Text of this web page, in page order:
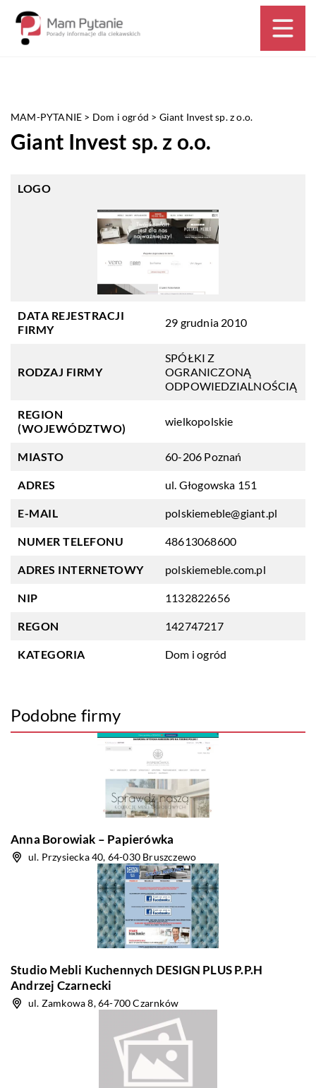
MAM-PYTANIE > Dom i ogród > Giant Invest sp. z o.o.
Giant Invest sp. z o.o.
LOGO
DATA REJESTRACJI
FIRMY
29 grudnia 2010
RODZAJ FIRMY
SPÓŁKI Z
OGRANICZONĄ
ODPOWIEDZIALNOŚCIĄ
REGION
(WOJEWÓDZTWO)
wielkopolskie
MIASTO 60-206 Poznań
ADRES ul. Głogowska 151
E-MAIL polskiemeble@giant.pl
NUMER TELEFONU 48613068600
ADRES INTERNETOWY polskiemeble.com.pl
NIP 1132822656
REGON 142747217
KATEGORIA Dom i ogród
Podobne firmy
Anna Borowiak – Papierówka
ul. Przysiecka 40, 64-030 Bruszczewo
Studio Mebli Kuchennych DESIGN PLUS P.P.H
Andrzej Czarnecki
ul. Zamkowa 8, 64-700 Czarnków